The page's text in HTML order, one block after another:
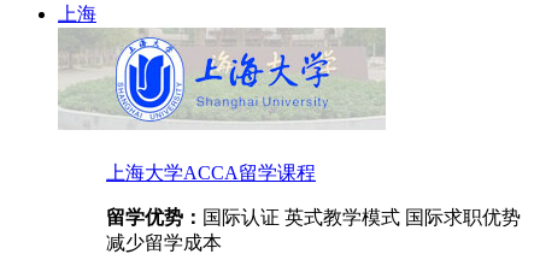
上海
上海大学ACCA留学课程
留学优势： 国际认证 英式教学模式 国际求职优势
减少留学成本